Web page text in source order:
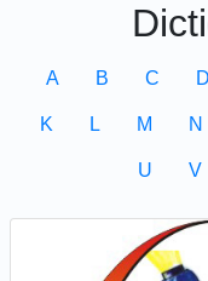
A B C D
K L M N
U V